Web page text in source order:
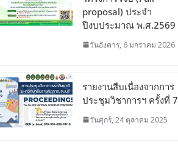
proposal) ประจำ
ปีงบประมาณ พ.ศ.2569
วันอังคาร, 6 มกราคม 2026
รายงานสืบเนื่องจากการ
ประชุมวิชาการฯ ครั้งที่ 7
วันศุกร์, 24 ตุลาคม 2025